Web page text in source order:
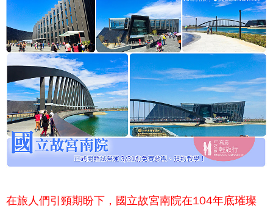
在旅人們引頸期盼下，國立故宮南院在104年底璀璨